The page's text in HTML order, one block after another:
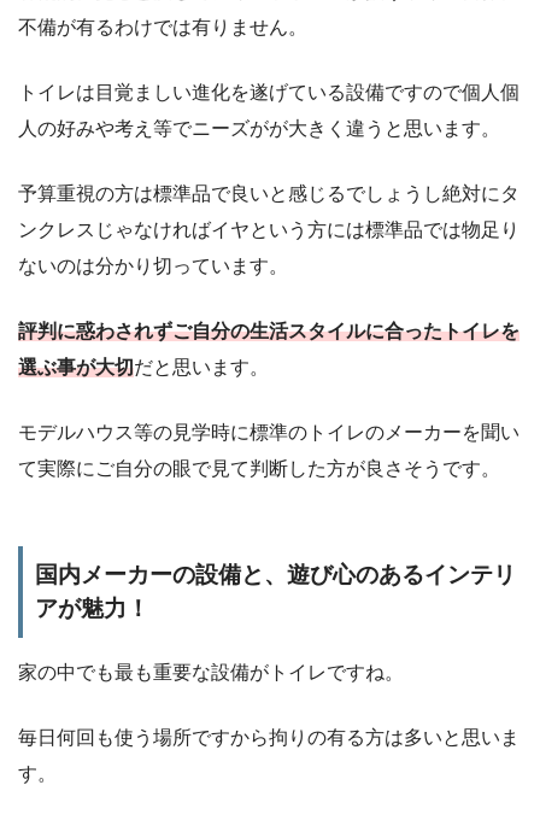
不備が有るわけでは有りません。
トイレは目覚ましい進化を遂げている設備ですので個人個
人の好みや考え等でニーズがが大きく違うと思います。
予算重視の方は標準品で良いと感じるでしょうし絶対にタ
ンクレスじゃなければイヤという方には標準品では物足り
ないのは分かり切っています。
評判に惑わされずご自分の生活スタイルに合ったトイレを
選ぶ事が大切だと思います。
モデルハウス等の見学時に標準のトイレのメーカーを聞い
て実際にご自分の眼で見て判断した方が良さそうです。
国内メーカーの設備と、遊び心のあるインテリ
アが魅力！
家の中でも最も重要な設備がトイレですね。
毎日何回も使う場所ですから拘りの有る方は多いと思いま
す。